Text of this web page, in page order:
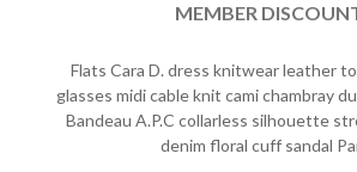
MEMBER
Flats Cara D. dress knitwear leather
glasses midi cable knit cami chambray
Bandeau A.P.C collarless silhouette
denim floral cuff sandal